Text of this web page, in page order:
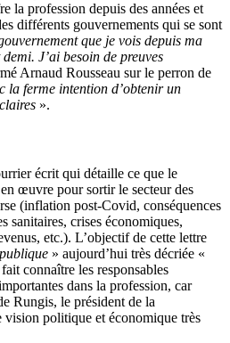
la profession depuis des années et
différents gouvernements qui se sont
que je vois depuis ma
J’ai besoin de preuves
Arnaud Rousseau sur le perron de
la ferme intention d’obtenir un
».
écrit qui détaille ce que le
œuvre pour sortir le secteur des
(inflation post-Covid, conséquences
sanitaires, crises économiques,
etc.). L’objectif de cette lettre
» aujourd’hui très décriée «
connaître les responsables
dans la profession, car
Rungis, le président de la
vision politique et économique très